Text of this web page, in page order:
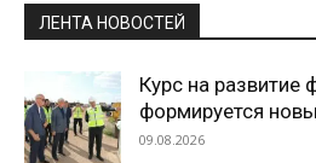
ЛЕНТА НОВОСТЕЙ
Курс на развитие
формируется
09.08.2026